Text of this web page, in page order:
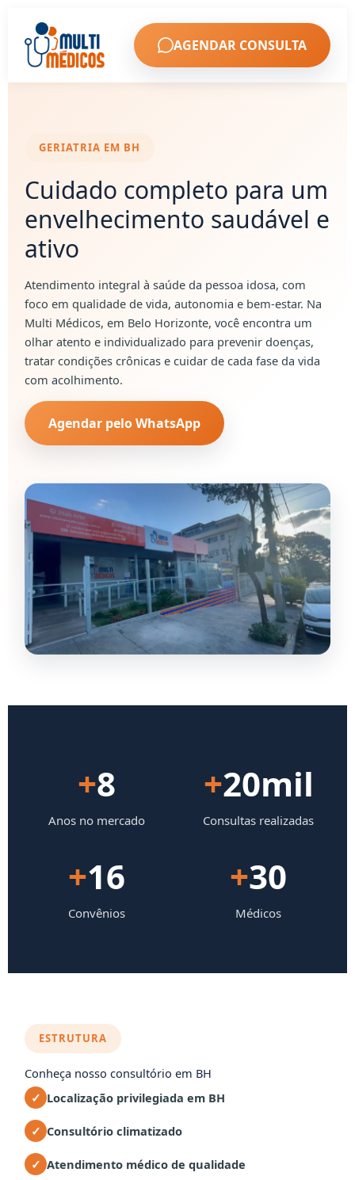
AGENDAR CONSULTA
GERIATRIA EM BH
Cuidado completo para um
envelhecimento saudável e
ativo
Atendimento integral à saúde da pessoa idosa, com
foco em qualidade de vida, autonomia e bem-estar. Na
Multi Médicos, em Belo Horizonte, você encontra um
olhar atento e individualizado para prevenir doenças,
tratar condições crônicas e cuidar de cada fase da vida
com acolhimento.
Agendar pelo WhatsApp
+8
Anos no mercado
+20mil
Consultas realizadas
+16
Convênios
+30
Médicos
ESTRUTURA
Conheça nosso consultório em BH
Localização privilegiada em BH
Consultório climatizado
Atendimento médico de qualidade